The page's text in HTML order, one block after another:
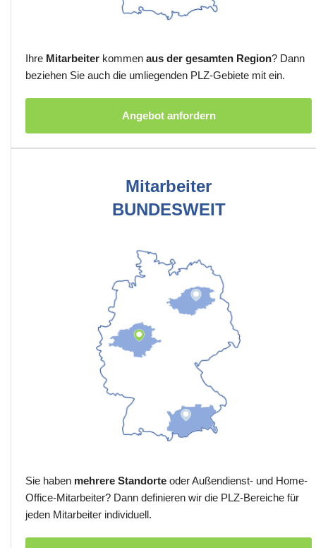
Ihre Mitarbeiter kommen aus der gesamten Region? Dann
beziehen Sie auch die umliegenden PLZ-Gebiete mit ein.
Angebot anfordern
Mitarbeiter
BUNDESWEIT
Sie haben mehrere Standorte oder Außendienst- und Home-
Office-Mitarbeiter? Dann definieren wir die PLZ-Bereiche für
jeden Mitarbeiter individuell.